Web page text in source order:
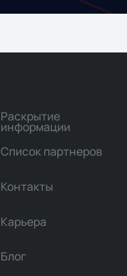
Раскрытие
информации
Список партнеров
Контакты
Карьера
Блог